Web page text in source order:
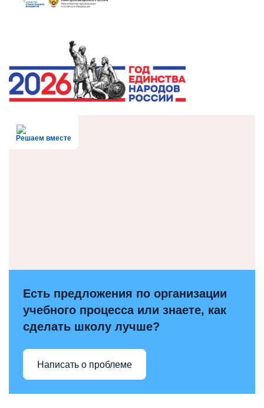
Решаем вместе
Есть предложения по организации
учебного процесса или знаете, как
сделать школу лучше?
Написать о проблеме